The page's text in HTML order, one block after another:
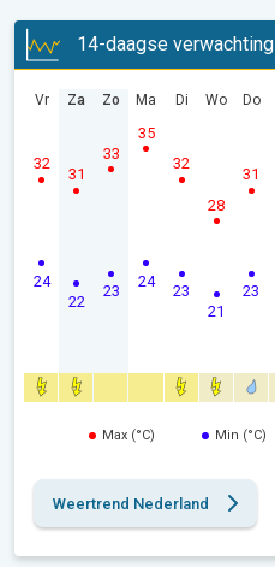
14-daagse verwachting
Vr
24
32
Za
22
31
Zo
23
33
Ma
24
35
Di
23
32
Wo
21
28
Do
23
31
Max (°C) Min (°C)
Weertrend Nederland